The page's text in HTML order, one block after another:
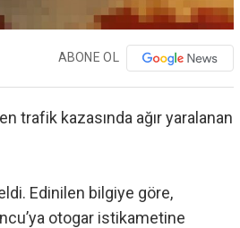
ABONE OL
trafik kazasında ağır yaralanan
Edinilen bilgiye göre,
otogar istikametine